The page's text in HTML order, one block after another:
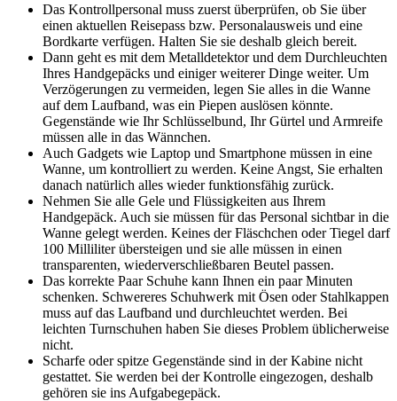
Das Kontrollpersonal muss zuerst überprüfen, ob Sie über
einen aktuellen Reisepass bzw. Personalausweis und eine
Bordkarte verfügen. Halten Sie sie deshalb gleich bereit.
Dann geht es mit dem Metalldetektor und dem Durchleuchten
Ihres Handgepäcks und einiger weiterer Dinge weiter. Um
Verzögerungen zu vermeiden, legen Sie alles in die Wanne
auf dem Laufband, was ein Piepen auslösen könnte.
Gegenstände wie Ihr Schlüsselbund, Ihr Gürtel und Armreife
müssen alle in das Wännchen.
Auch Gadgets wie Laptop und Smartphone müssen in eine
Wanne, um kontrolliert zu werden. Keine Angst, Sie erhalten
danach natürlich alles wieder funktionsfähig zurück.
Nehmen Sie alle Gele und Flüssigkeiten aus Ihrem
Handgepäck. Auch sie müssen für das Personal sichtbar in die
Wanne gelegt werden. Keines der Fläschchen oder Tiegel darf
100 Milliliter übersteigen und sie alle müssen in einen
transparenten, wiederverschließbaren Beutel passen.
Das korrekte Paar Schuhe kann Ihnen ein paar Minuten
schenken. Schwereres Schuhwerk mit Ösen oder Stahlkappen
muss auf das Laufband und durchleuchtet werden. Bei
leichten Turnschuhen haben Sie dieses Problem üblicherweise
nicht.
Scharfe oder spitze Gegenstände sind in der Kabine nicht
gestattet. Sie werden bei der Kontrolle eingezogen, deshalb
gehören sie ins Aufgabegepäck.